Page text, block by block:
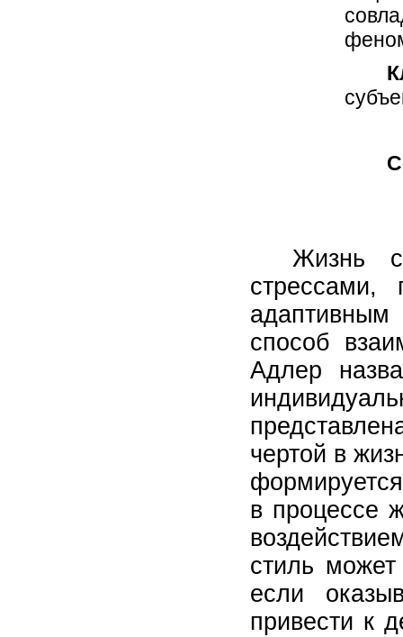
Жизнь
стрессами,
адаптивным
способ
Адлер
чертой в
в процессе
стиль
если
привести к